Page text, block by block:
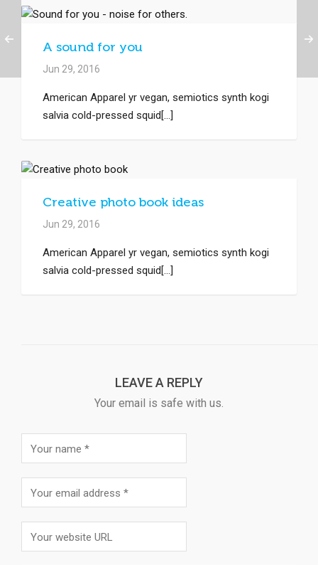
A sound for you
Jun 29, 2016
American Apparel yr vegan, semiotics synth kogi
salvia cold-pressed squid[...]
Creative photo book ideas
Jun 29, 2016
American Apparel yr vegan, semiotics synth kogi
salvia cold-pressed squid[...]
LEAVE A REPLY
Your email is safe with us.